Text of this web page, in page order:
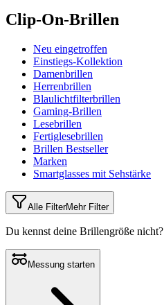
Clip-On-Brillen
Neu eingetroffen
Einstiegs-Kollektion
Damenbrillen
Herrenbrillen
Blaulichtfilterbrillen
Gaming-Brillen
Lesebrillen
Fertiglesebrillen
Brillen Bestseller
Marken
Smartglasses mit Sehstärke
Alle FilterMehr Filter
Du kennst deine Brillengröße nicht?
Messung starten